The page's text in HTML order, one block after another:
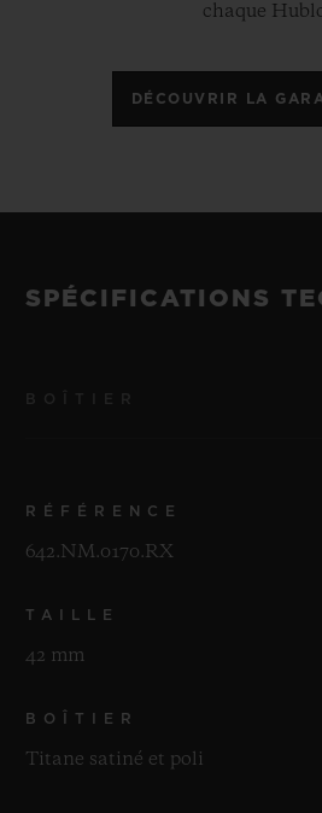
chaque
DÉCOUVRIR LA
SPÉCIFICATIONS
RÉFÉRENCE
642.NM.0170.RX
TAILLE
42 mm
BOÎTIER
Titane satiné et poli